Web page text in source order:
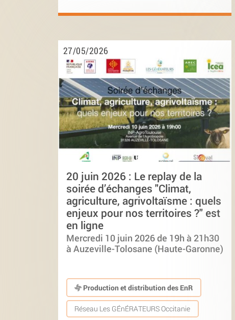
27/05/2026
20 juin 2026 : Le replay de la
soirée d’échanges "Climat,
agriculture, agrivoltaïsme : quels
enjeux pour nos territoires ?" est
en ligne
Mercredi 10 juin 2026 de 19h à 21h30
à Auzeville-Tolosane (Haute-Garonne)
Production et distribution des EnR
Réseau Les GÉnÉRATEURS Occitanie